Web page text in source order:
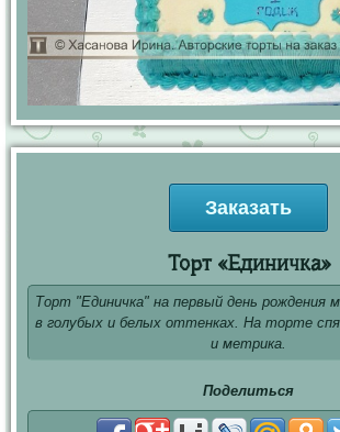
Заказать
Торт «Единичка»
Торт "Единичка" на первый день рождения
в голубых и белых оттенках. На торте
и метрика.
Поделиться